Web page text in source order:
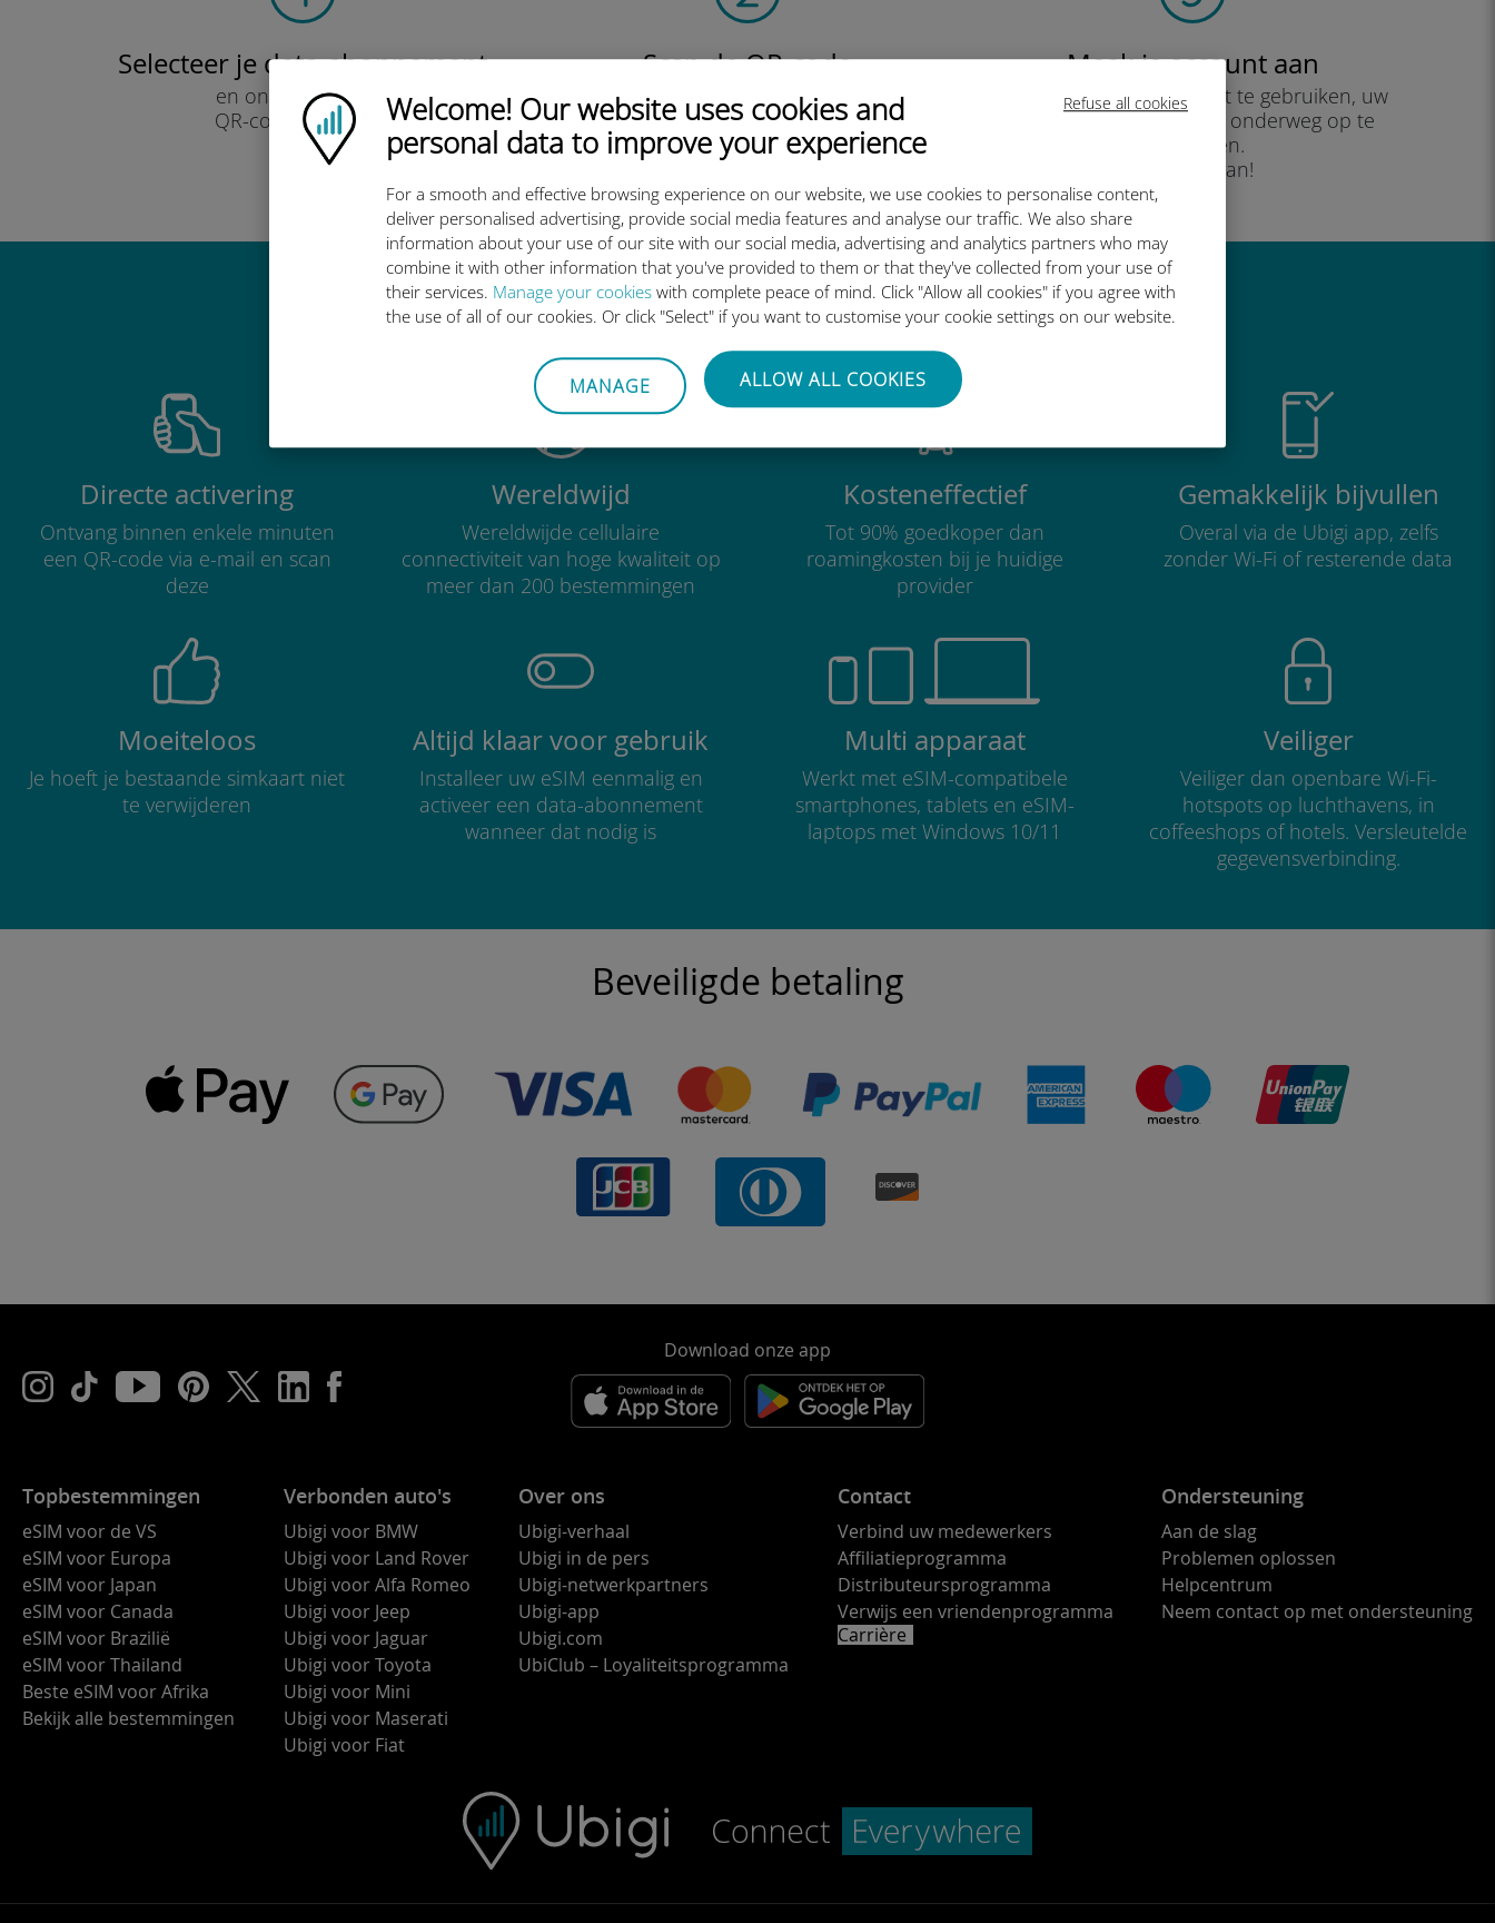
Refuse all cookies
Ubigi logo
Welcome! Our website uses cookies and
personal data to improve your experience
For a smooth and effective browsing experience on our website, we use cookies to personalise content,
deliver personalised advertising, provide social media features and analyse our traffic. We also share
information about your use of our site with our social media, advertising and analytics partners who may
combine it with other information that you've provided to them or that they've collected from your use of
their services. Manage your cookies with complete peace of mind. Click "Allow all cookies" if you agree with
the use of all of our cookies. Or click "Select" if you want to customise your cookie settings on our website.
MANAGE ALLOW ALL COOKIES
Selecteer je data-abonnement
en ontvang het per
QR-code via e-mail.
Snel!
Scan de QR-code
om het data-abonnement te activeren en
de Ubigi eSIM te installeren.
Eenvoudig!
Maak je account aan
om uw data-abonnement te gebruiken, uw
saldo te controleren en onderweg op te
waarderen.
Geniet ervan!
Waarom de internationale eSIM van Ubigi zo geweldig is
Directe activering
Ontvang binnen enkele minuten
een QR-code via e-mail en scan
deze
Wereldwijd
Wereldwijde cellulaire
connectiviteit van hoge kwaliteit op
meer dan 200 bestemmingen
Kosteneffectief
Tot 90% goedkoper dan
roamingkosten bij je huidige
provider
Gemakkelijk bijvullen
Overal via de Ubigi app, zelfs
zonder Wi-Fi of resterende data
Moeiteloos
Je hoeft je bestaande simkaart niet
te verwijderen
Altijd klaar voor gebruik
Installeer uw eSIM eenmalig en
activeer een data-abonnement
wanneer dat nodig is
Multi apparaat
Werkt met eSIM-compatibele
smartphones, tablets en eSIM-
laptops met Windows 10/11
Veiliger
Veiliger dan openbare Wi-Fi-
hotspots op luchthavens, in
coffeeshops of hotels. Versleutelde
gegevensverbinding.
Beveiligde betaling
Download onze app
Topbestemmingen
eSIM voor de VS
eSIM voor Europa
eSIM voor Japan
eSIM voor Canada
eSIM voor Brazilië
eSIM voor Thailand
Beste eSIM voor Afrika
Bekijk alle bestemmingen
Verbonden auto's
Ubigi voor BMW
Ubigi voor Land Rover
Ubigi voor Alfa Romeo
Ubigi voor Jeep
Ubigi voor Jaguar
Ubigi voor Toyota
Ubigi voor Mini
Ubigi voor Maserati
Ubigi voor Fiat
Over ons
Ubigi-verhaal
Ubigi in de pers
Ubigi-netwerkpartners
Ubigi-app
Ubigi.com
UbiClub – Loyaliteitsprogramma
Contact
Verbind uw medewerkers
Affiliatieprogramma
Distributeursprogramma
Verwijs een vriendenprogramma
Carrière
Ondersteuning
Aan de slag
Problemen oplossen
Helpcentrum
Neem contact op met ondersteuning